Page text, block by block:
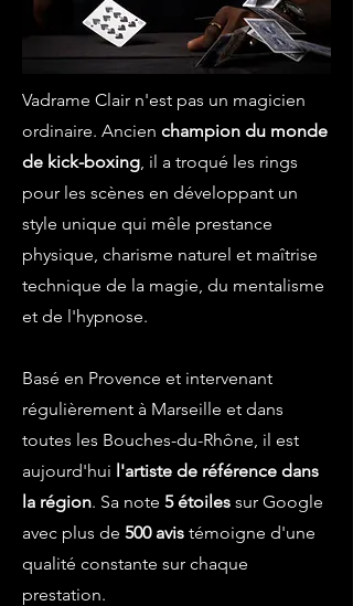
Vadrame Clair n'est pas un magicien
ordinaire. Ancien champion du monde
de kick-boxing, il a troqué les rings
pour les scènes en développant un
style unique qui mêle prestance
physique, charisme naturel et maîtrise
technique de la magie, du mentalisme
et de l'hypnose.
Basé en Provence et intervenant
régulièrement à Marseille et dans
toutes les Bouches-du-Rhône, il est
aujourd'hui l'artiste de référence dans
la région. Sa note 5 étoiles sur Google
avec plus de 500 avis témoigne d'une
qualité constante sur chaque
prestation.